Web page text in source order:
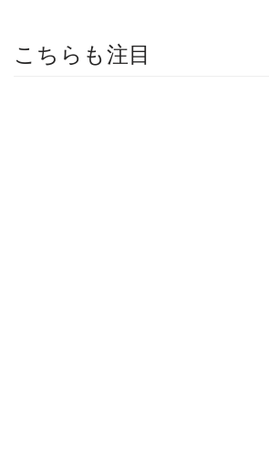
こちらも注目